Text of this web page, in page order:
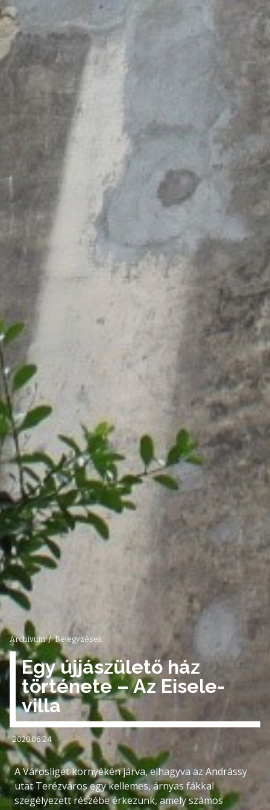
Archívum / Bejegyzések
Egy újjászülető ház
története – Az Eisele-
villa
2020.06.24
A Városliget környékén járva, elhagyva az Andrássy
utat Terézváros egy kellemes, árnyas fákkal
szegélyezett részébe érkezünk, amely számos